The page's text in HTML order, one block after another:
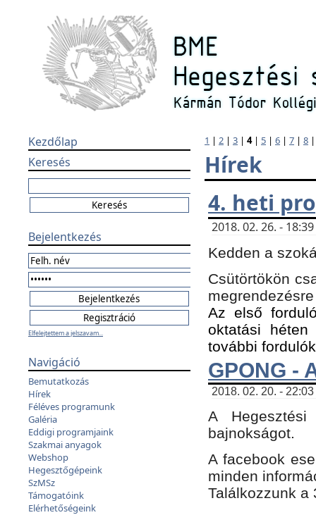
Kezdőlap
Keresés
Bejelentkezés
Elfelejtettem a jelszavam...
Navigáció
Bemutatkozás
Hírek
Féléves programunk
Galéria
Eddigi programjaink
Szakmai anyagok
Webshop
Hegesztőgépeink
SzMSz
Támogatóink
Elérhetőségeink
1 | 2 | 3 | 4| 5 | 6 | 7 | 8
Hírek
4. heti
2018. 02. 26. -
Kedden a
Csütörtökön
Az első
oktatási
további
GPONG -
2018. 02. 20. -
A
bajnokságot.
A facebook
minden
Találkozzunk a